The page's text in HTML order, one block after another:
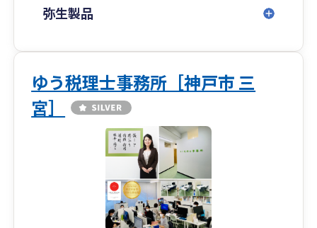
弥生製品
ゆう税理士事務所［神戸市 三
宮］